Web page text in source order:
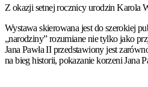
Z okazji setnej rocznicy urodzin Karola
Wystawa skierowana jest do szerokiej
„narodziny” rozumiane nie tylko jako
Jana Pawła II przedstawiony jest
na bieg historii, pokazanie korzeni Jana